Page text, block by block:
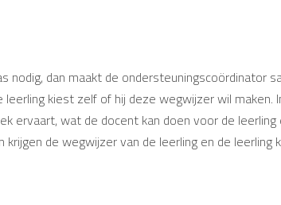
nodig, dan maakt de ondersteuningscoördinator
kiest zelf of hij deze wegwijzer wil
ervaart, wat de docent kan doen voor de
de wegwijzer van de leerling en de